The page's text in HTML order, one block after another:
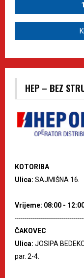
HEP – BEZ
KOTORIBA
Ulica: SAJMIŠNA 16.
Vrijeme: 08:00 -
ČAKOVEC
Ulica: JOSIPA
par. 2-4.